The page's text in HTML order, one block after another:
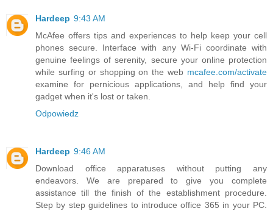
Hardeep 9:43 AM
McAfee offers tips and experiences to help keep your cell
phones secure. Interface with any Wi-Fi coordinate with
genuine feelings of serenity, secure your online protection
while surfing or shopping on the web mcafee.com/activate
examine for pernicious applications, and help find your
gadget when it's lost or taken.
Odpowiedz
Hardeep 9:46 AM
Download office apparatuses without putting any
endeavors. We are prepared to give you complete
assistance till the finish of the establishment procedure.
Step by step guidelines to introduce office 365 in your PC.